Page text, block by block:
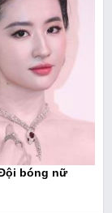
bóng nữ